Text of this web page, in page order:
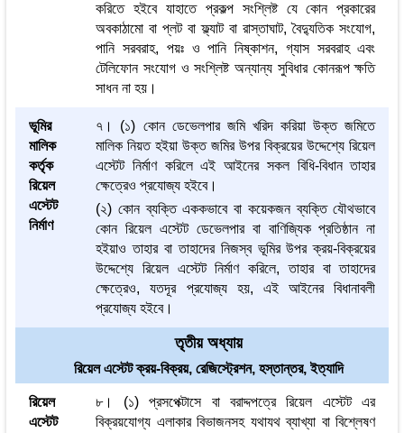
করিতে হইবে যাহাতে প্রকল্প সংশ্লিষ্ট যে কোন প্রকারের
অবকাঠামো বা প্লট বা ফ্ল্যাট বা রাস্তাঘাট, বৈদ্যুতিক সংযোগ,
পানি সরবরাহ, পয়ঃ ও পানি নিষ্কাশন, গ্যাস সরবরাহ এবং
টেলিফোন সংযোগ ও সংশ্লিষ্ট অন্যান্য সুবিধার কোনরূপ ক্ষতি
সাধন না হয়।
ভূমির
মালিক
কর্তৃক
রিয়েল
এস্টেট
নির্মাণ
৭। (১) কোন ডেভেলপার জমি খরিদ করিয়া উক্ত জমিতে
মালিক নিয়ত হইয়া উক্ত জমির উপর বিক্রয়ের উদ্দেশ্যে রিয়েল
এস্টেট নির্মাণ করিলে এই আইনের সকল বিধি-বিধান তাহার
ক্ষেত্রেও প্রযোজ্য হইবে।
(২) কোন ব্যক্তি এককভাবে বা কয়েকজন ব্যক্তি যৌথভাবে
কোন রিয়েল এস্টেট ডেভেলপার বা বাণিজ্যিক প্রতিষ্ঠান না
হইয়াও তাহার বা তাহাদের নিজস্ব ভূমির উপর ক্রয়-বিক্রয়ের
উদ্দেশ্যে রিয়েল এস্টেট নির্মাণ করিলে, তাহার বা তাহাদের
ক্ষেত্রেও, যতদূর প্রযোজ্য হয়, এই আইনের বিধানাবলী
প্রযোজ্য হইবে।
তৃতীয় অধ্যায়
রিয়েল এস্টেট ক্রয়-বিক্রয়, রেজিস্ট্রেশন, হস্তান্তর, ইত্যাদি
রিয়েল
এস্টেট
৮। (১) প্রসপেক্টাসে বা বরাদ্দপত্রে রিয়েল এস্টেট এর
বিক্রয়যোগ্য এলাকার বিভাজনসহ যথাযথ ব্যাখ্যা বা বিশ্লেষণ